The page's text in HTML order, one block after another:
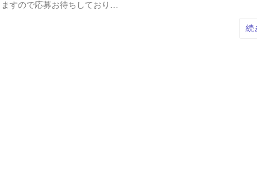
すので応募お待ちしており…
続